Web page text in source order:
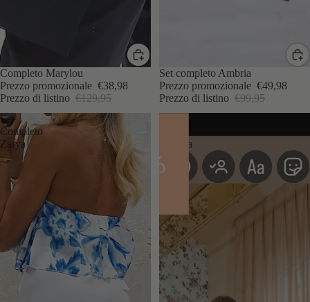
IN SCONTO
Completo Marylou
Prezzo promozionale €38,98
Prezzo di listino €129,95
IN SCONTO
Set completo Ambria
Prezzo promozionale €49,98
Prezzo di listino €99,95
Set
Completo
Zarya
Fiorella
- 70%